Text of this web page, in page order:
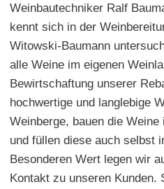
Weinbautechniker Ralf
kennt sich in der
Witowski-Baumann
alle Weine im eigenen
Bewirtschaftung unserer
hochwertige und langlebige
Weinberge, bauen die
und füllen diese auch selbst
Besonderen Wert legen wir
Kontakt zu unseren Kunden.